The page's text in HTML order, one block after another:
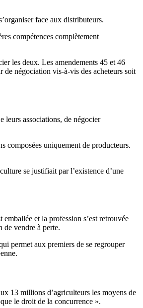
face aux distributeurs.
compétences complètement
les deux. Les amendements 45 et 46
négociation vis-à-vis des acheteurs soit
leurs associations, de négocier
composées uniquement de producteurs.
se justifiait par l’existence d’une
et la profession s’est retrouvée
de vendre à perte.
permet aux premiers de se regrouper
13 millions d’agriculteurs les moyens de
le droit de la concurrence ».